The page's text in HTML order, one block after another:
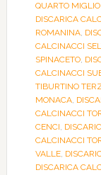
QUARTO
DISCARICA
ROMANINA,
CALCINACCI
SPINACETO,
CALCINACCI
TIBURTINO
MONACA,
CALCINACCI
CENCI,
CALCINACCI
VALLE,
DISCARICA